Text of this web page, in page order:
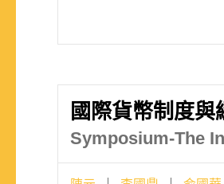
國際貨幣制度
Symposium-The